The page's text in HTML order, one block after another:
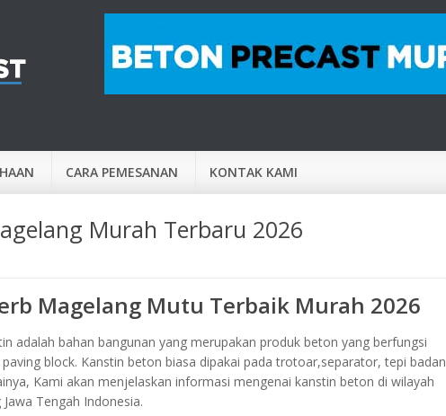
CARA PEMESANAN KONTAK KAMI
Murah Terbaru 2026
Magelang Mutu Terbaik Murah 2026
adalah bahan bangunan yang merupakan produk beton yang berfungsi
block. Kanstin beton biasa dipakai pada trotoar,separator, tepi badan
Kami akan menjelaskan informasi mengenai kanstin beton di wilayah
Tengah Indonesia.